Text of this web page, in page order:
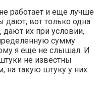
работает и еще лучше
дают, вот только одна
дают их при условии,
сумму
я еще не слышал. И
не известны
на такую штуку у них